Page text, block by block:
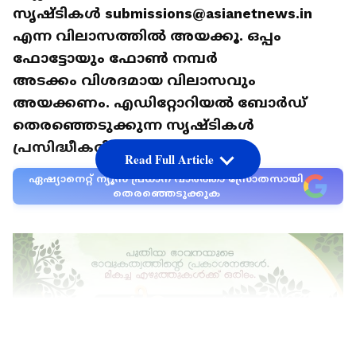
സൃഷ്ടികള്‍ submissions@asianetnews.in
എന്ന വിലാസത്തില്‍ അയക്കൂ. ഒപ്പം
ഫോട്ടോയും ഫോണ്‍ നമ്പര്‍
അടക്കം വിശദമായ വിലാസവും
അയക്കണം. എഡിറ്റോറിയല്‍ ബോര്‍ഡ്
തെരഞ്ഞെടുക്കുന്ന സൃഷ്ടികള്‍
പ്രസിദ്ധീകരിക്കും
ഏഷ്യാനെറ്റ് ന്യൂസ് പ്രധാന വാർത്താ സ്രോതസായി
തെരഞ്ഞെടുക്കുക
Read Full Article